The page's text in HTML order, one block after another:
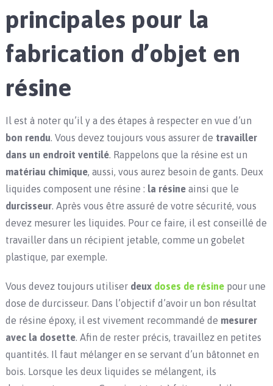
principales pour la
fabrication d’objet en
résine
Il est à noter qu’il y a des étapes à respecter en vue d’un
bon rendu. Vous devez toujours vous assurer de travailler
dans un endroit ventilé. Rappelons que la résine est un
matériau chimique, aussi, vous aurez besoin de gants. Deux
liquides composent une résine : la résineainsi que le
durcisseur. Après vous être assuré de votre sécurité, vous
devez mesurer les liquides. Pour ce faire, il est conseillé de
travailler dans un récipient jetable, comme un gobelet
plastique, par exemple.
Vous devez toujours utiliser deux doses de résine pour une
dose de durcisseur. Dans l’objectif d’avoir un bon résultat
de résine époxy, il est vivement recommandé de mesurer
avec la dosette. Afin de rester précis, travaillez en petites
quantités. Il faut mélanger en se servant d’un bâtonnet en
bois. Lorsque les deux liquides se mélangent, ils